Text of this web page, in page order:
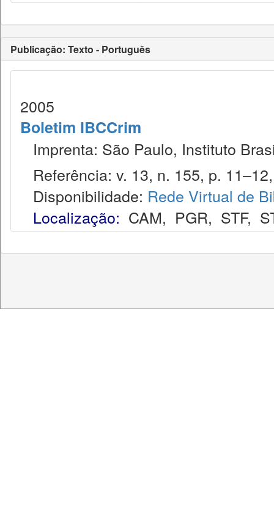
Publicação: Texto - Português
2005
Boletim IBCCrim
Imprenta: São Paulo, Instituto
Referência: v. 13, n. 155, p.
Disponibilidade: Rede Virtual de
Localização: CAM, PGR, STF,